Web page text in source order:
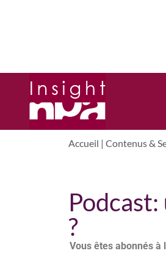
Accueil | Contenus &
?
Vous êtes abonnés à